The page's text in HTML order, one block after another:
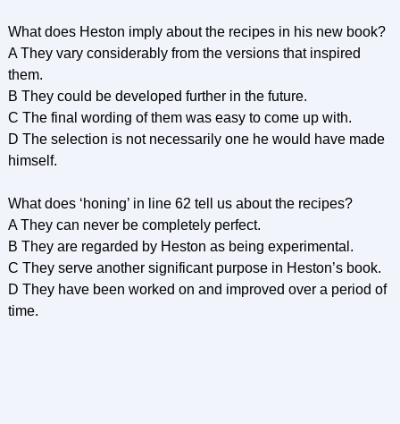
What does Heston imply about the recipes in his new book?
A They vary considerably from the versions that inspired
them.
В They could be developed further in the future.
C The final wording of them was easy to come up with.
D The selection is not necessarily one he would have made
himself.
What does ‘honing’ in line 62 tell us about the recipes?
A They can never be completely perfect.
В They are regarded by Heston as being experimental.
C They serve another significant purpose in Heston’s book.
D They have been worked on and improved over a period of
time.